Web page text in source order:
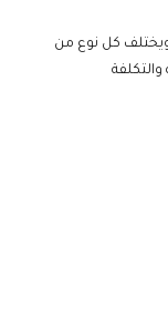
كل نوع من